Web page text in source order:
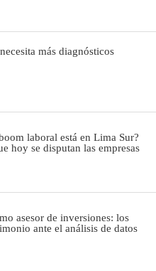
más diagnósticos
laboral está en Lima Sur?
hoy se disputan las empresas
asesor de inversiones: los
ante el análisis de datos